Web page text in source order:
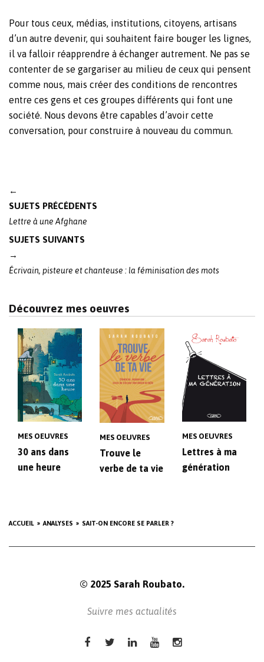
ACCUEIL ANALYSES SAIT-ON ENCORE SE PARLER ?
Pour tous ceux, médias, institutions, citoyens, artisans
d’un autre devenir, qui souhaitent faire bouger les lignes,
il va falloir réapprendre à échanger autrement. Ne pas se
contenter de se gargariser au milieu de ceux qui pensent
comme nous, mais créer des conditions de rencontres
entre ces gens et ces groupes différents qui font une
société. Nous devons être capables d’avoir cette
conversation, pour construire à nouveau du commun.
Post
navigation
←
SUJETS PRÉCÉDENTS
Lettre à une Afghane
SUJETS SUIVANTS
→
Écrivain, pisteure et chanteuse : la féminisation des mots
Découvrez mes oeuvres
MES OEUVRES
30 ans dans
une heure
MES OEUVRES
Trouve le
verbe de ta vie
MES OEUVRES
Lettres à ma
génération
© 2025 Sarah Roubato.
Suivre mes actualités